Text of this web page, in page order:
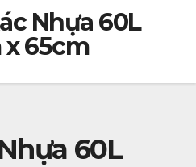
Nhựa 60L
65cm
60L